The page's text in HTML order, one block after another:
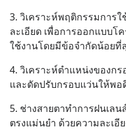
3. วิเคราะห์พฤติกรรมการ
ละเอียด เพื่อการออกแบบโ
ใช้งานโดยมีข้อจำกัดน้อยที่
4. วิเคราะห์ตำแหน่งของก
และดัดปรับกรอบแว่นให้พ
5. ช่างสายตาทำการฝนเลน
ตรงแม่นยำ ด้วยความละเอี